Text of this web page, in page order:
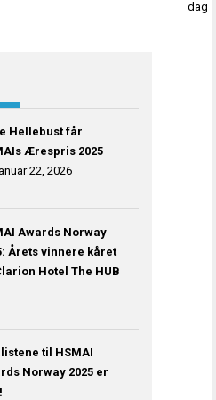
dag
Hellebust får
Ærespris 2025
22, 2026
Awards Norway
Årets vinnere kåret
Hotel The HUB
til HSMAI
Norway 2025 er